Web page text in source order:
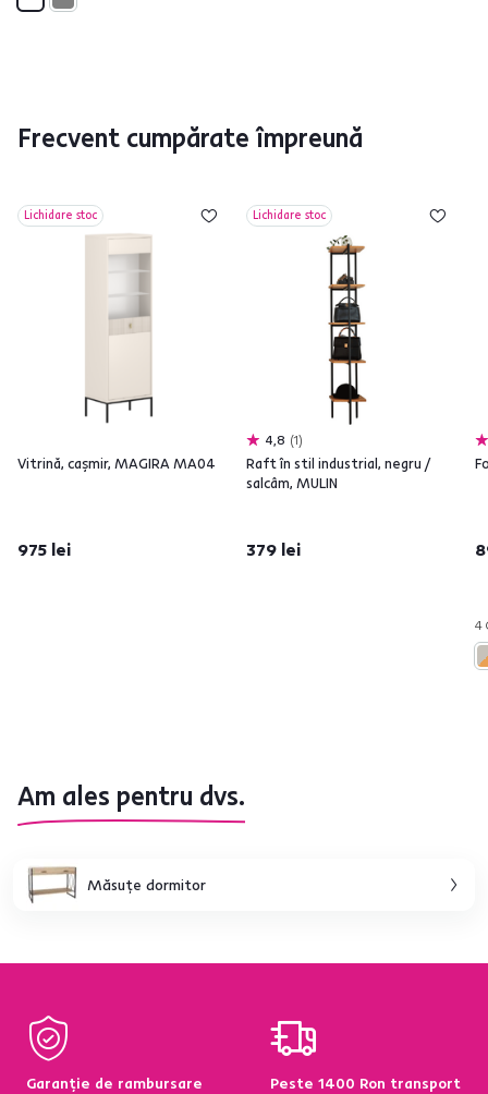
Frecvent cumpărate împreună
Lichidare stoc
Vitrină, caşmir, MAGIRA MA04
975 lei
Lichidare stoc
4,8 1
Raft în stil industrial, negru /
salcâm, MULIN
379 lei
4
Am ales pentru dvs.
Măsuţe dormitor
Garanție de rambursare
Peste 1400 Ron transport